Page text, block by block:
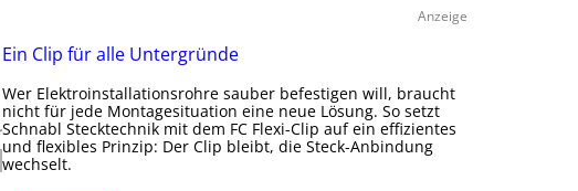
Anzeige
Ein Clip für alle Untergründe
Wer Elektroinstallationsrohre sauber befestigen will, braucht
nicht für jede Montagesituation eine neue Lösung. So setzt
Schnabl Stecktechnik mit dem FC Flexi-Clip auf ein effizientes
und flexibles Prinzip: Der Clip bleibt, die Steck-Anbindung
wechselt.